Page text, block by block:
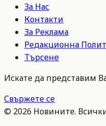
За Нас
Контакти
За Реклама
Редакционна
Търсене
Искате да представим
Свържете се
© 2026 Новините.